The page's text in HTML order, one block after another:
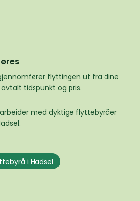
flyttingen ut fra dine
tidspunkt og pris.
med dyktige flyttebyråer
i Hadsel